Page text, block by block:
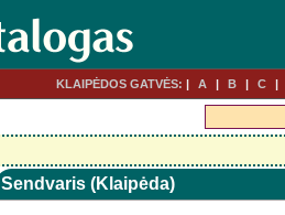
KLAIPĖDOS GATVĖS: A B C
Sendvaris (Klaipėda)